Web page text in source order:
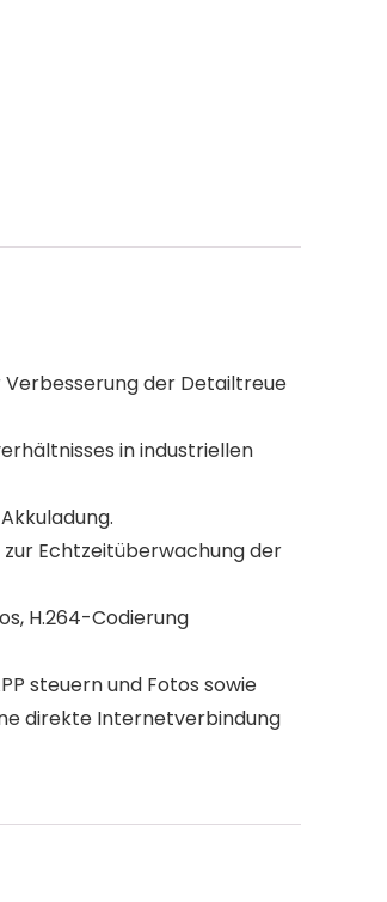
Verbesserung der Detailtreue
in industriellen
zur Echtzeitüberwachung der
H.264-Codierung
steuern und Fotos sowie
direkte Internetverbindung